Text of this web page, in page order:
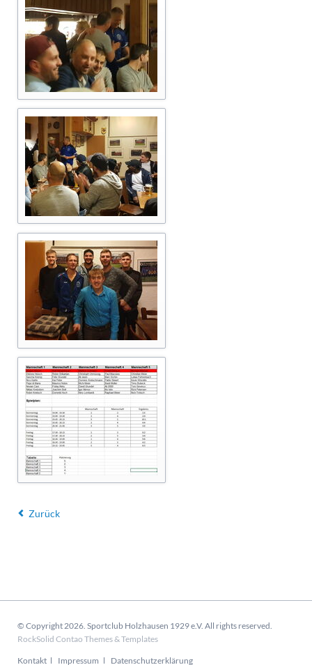
Zurück
© Copyright 2026. Sportclub Holzhausen 1929 e.V. All rights reserved.
RockSolid Contao Themes & Templates
Navigation
Kontakt Impressum Datenschutzerklärung